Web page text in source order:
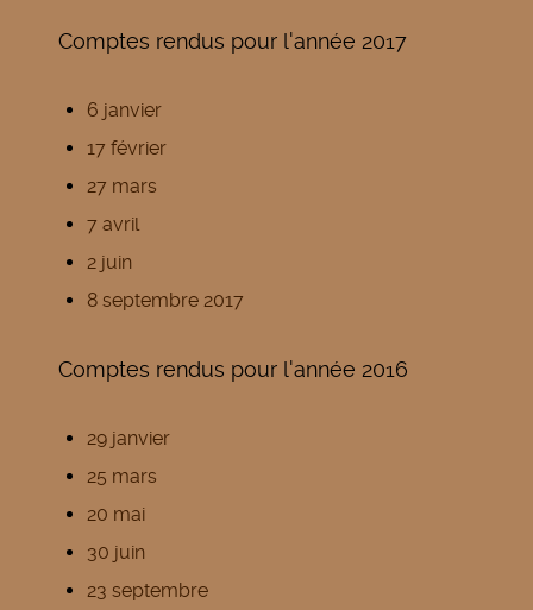
Comptes rendus pour l'année 2017
6 janvier
17 février
27 mars
7 avril
2 juin
8 septembre 2017
Comptes rendus pour l'année 2016
29 janvier
25 mars
20 mai
30 juin
23 septembre